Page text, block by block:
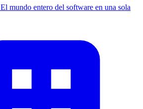
El mundo entero del software en una sola